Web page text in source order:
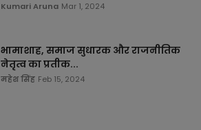
Kumari Aruna Mar 1, 2024
भामाशाह, समाज सुधारक और राजनीतिक
नेतृत्व का प्रतीक...
महेश सिंह Feb 15, 2024